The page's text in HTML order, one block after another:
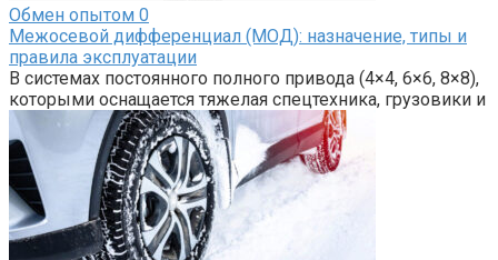
Обмен опытом 0
Межосевой дифференциал (МОД): назначение, типы и
правила эксплуатации
В системах постоянного полного привода (4×4, 6×6, 8×8),
которыми оснащается тяжелая спецтехника, грузовики и